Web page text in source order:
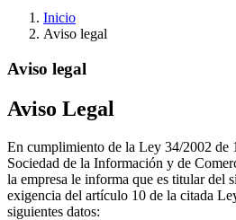
Inicio
Aviso legal
Aviso legal
Aviso Legal
En cumplimiento de la Ley 34/2002 de
Sociedad de la Información y de
la empresa le informa que es titular del
exigencia del artículo 10 de la citada
siguientes datos: